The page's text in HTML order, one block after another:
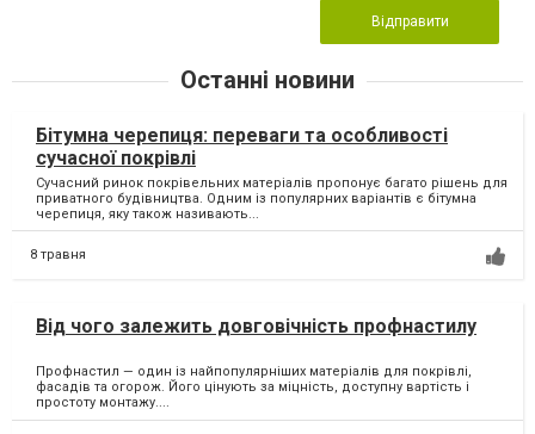
Відправити
Останні новини
Бітумна черепиця: переваги та особливості
сучасної покрівлі
Сучасний ринок покрівельних матеріалів пропонує багато рішень для
приватного будівництва. Одним із популярних варіантів є бітумна
черепиця, яку також називають...
8 травня
Від чого залежить довговічність профнастилу
Профнастил — один із найпопулярніших матеріалів для покрівлі,
фасадів та огорож. Його цінують за міцність, доступну вартість і
простоту монтажу....